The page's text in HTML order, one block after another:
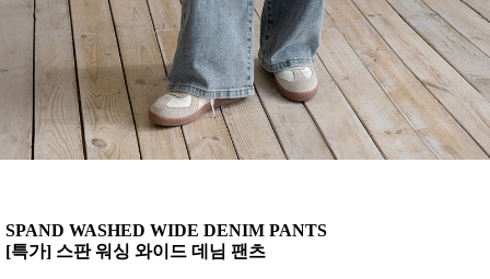
SPAND WASHED WIDE DENIM PANTS
[특가] 스판 워싱 와이드 데님 팬츠